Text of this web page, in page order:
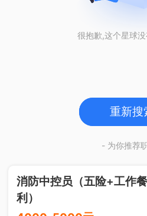
很抱歉,这个星球没
重新搜
- 为你推荐
消防中控员（五险+工作
利）